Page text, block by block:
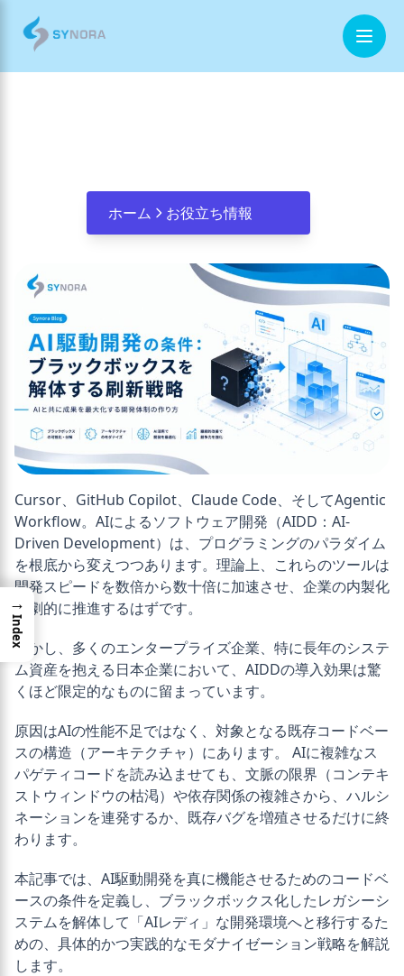
お問合せ
ホーム お役立ち情報
Cursor、GitHub Copilot、Claude Code、そしてAgentic
Workflow。AIによるソフトウェア開発（AIDD：AI-
Driven Development）は、プログラミングのパラダイム
を根底から変えつつあります。理論上、これらのツールは
開発スピードを数倍から数十倍に加速させ、企業の内製化
を劇的に推進するはずです。
しかし、多くのエンタープライズ企業、特に長年のシステ
ム資産を抱える日本企業において、AIDDの導入効果は驚
くほど限定的なものに留まっています。
原因はAIの性能不足ではなく、対象となる既存コードベー
スの構造（アーキテクチャ）にあります。 AIに複雑なス
パゲティコードを読み込ませても、文脈の限界（コンテキ
ストウィンドウの枯渇）や依存関係の複雑さから、ハルシ
ネーションを連発するか、既存バグを増殖させるだけに終
わります。
本記事では、AI駆動開発を真に機能させるためのコードベ
ースの条件を定義し、ブラックボックス化したレガシーシ
ステムを解体して「AIレディ」な開発環境へと移行するた
めの、具体的かつ実践的なモダナイゼーション戦略を解説
します。
→
Index